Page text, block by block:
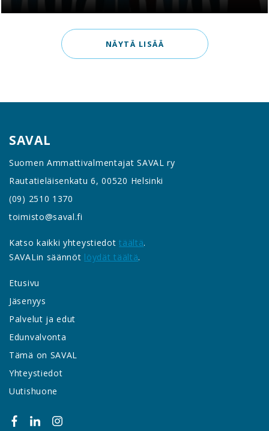
NÄYTÄ LISÄÄ
SAVAL
Suomen Ammattivalmentajat SAVAL ry
Rautatieläisenkatu 6, 00520 Helsinki
(09) 2510 1370
toimisto@saval.fi
Katso kaikki yhteystiedottäältä.
SAVALin säännöt löydät täältä.
Etusivu
Jäsenyys
Palvelut ja edut
Edunvalvonta
Tämä on SAVAL
Yhteystiedot
Uutishuone